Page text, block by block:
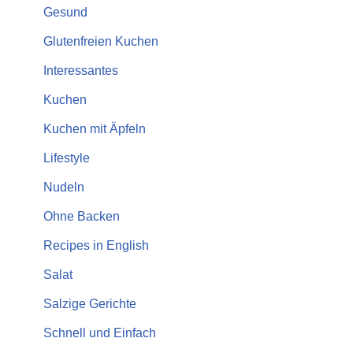
Gesund
Glutenfreien Kuchen
Interessantes
Kuchen
Kuchen mit Äpfeln
Lifestyle
Nudeln
Ohne Backen
Recipes in English
Salat
Salzige Gerichte
Schnell und Einfach